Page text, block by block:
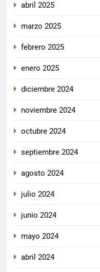
abril 2025
marzo 2025
febrero 2025
enero 2025
diciembre 2024
noviembre 2024
octubre 2024
septiembre 2024
agosto 2024
julio 2024
junio 2024
mayo 2024
abril 2024